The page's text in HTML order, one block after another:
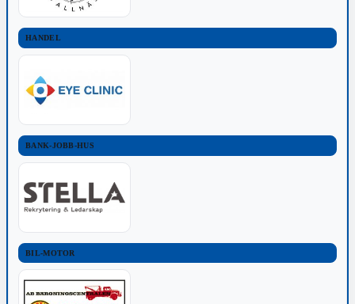
HANDEL
BANK-JOBB-HUS
BIL-MOTOR